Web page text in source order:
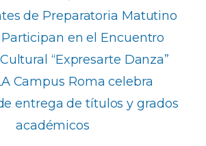
de Preparatoria Matutino
Participan en el Encuentro
“Expresarte Danza”
Campus Roma celebra
entrega de títulos y grados
académicos